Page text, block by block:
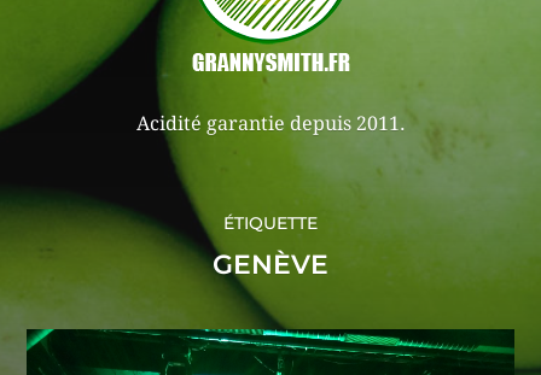
Acidité garantie depuis 2011.
ÉTIQUETTE
GENÈVE